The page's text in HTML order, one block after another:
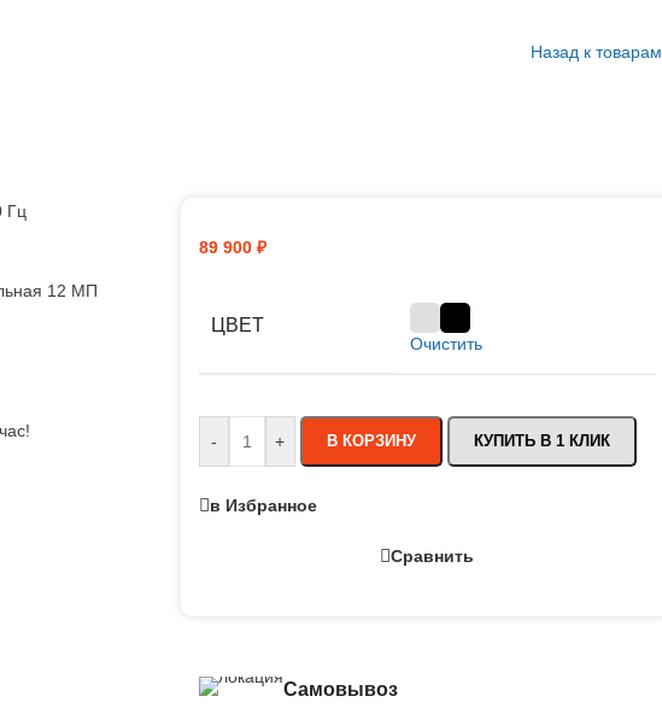
Назад к товарам
Гц
12 МП
89 900 ₽
ЦВЕТ
Очистить
- + В КОРЗИНУ КУПИТЬ В 1 КЛИК
в Избранное
Сравнить
Самовывоз